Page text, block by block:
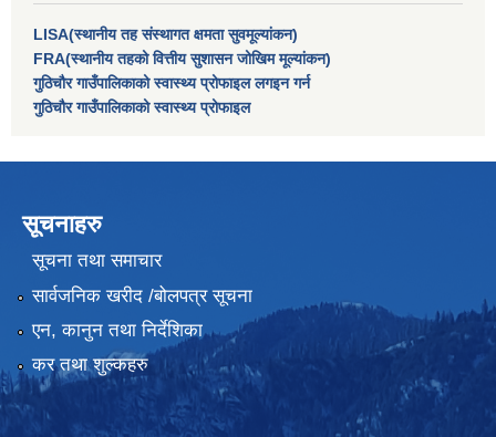
LISA(स्थानीय तह संस्थागत क्षमता सुवमूल्यांकन)
FRA(स्थानीय तहको वित्तीय सुशासन जोखिम मूल्यांकन)
गुठिचौर गाउँपालिकाको स्वास्थ्य प्रोफाइल लगइन गर्न
गुठिचौर गाउँपालिकाको स्वास्थ्य प्रोफाइल
सूचनाहरु
सूचना तथा समाचार
सार्वजनिक खरीद /बोलपत्र सूचना
एन, कानुन तथा निर्देशिका
कर तथा शुल्कहरु